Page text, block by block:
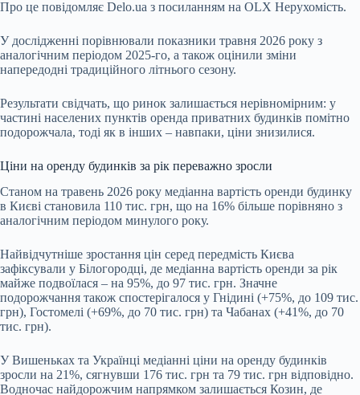
Про це повідомляє Delo.ua з посиланням на OLX Нерухомість.
У дослідженні порівнювали показники травня 2026 року з
аналогічним періодом 2025-го, а також оцінили зміни
напередодні традиційного літнього сезону.
Результати свідчать, що ринок залишається нерівномірним: у
частині населених пунктів оренда приватних будинків помітно
подорожчала, тоді як в інших – навпаки, ціни знизилися.
Ціни на оренду будинків за рік переважно зросли
Станом на травень 2026 року медіанна вартість оренди будинку
в Києві становила 110 тис. грн, що на 16% більше порівняно з
аналогічним періодом минулого року.
Найвідчутніше зростання цін серед передмість Києва
зафіксували у Білогородці, де медіанна вартість оренди за рік
майже подвоїлася – на 95%, до 97 тис. грн. Значне
подорожчання також спостерігалося у Гнідині (+75%, до 109 тис.
грн), Гостомелі (+69%, до 70 тис. грн) та Чабанах (+41%, до 70
тис. грн).
У Вишеньках та Українці медіанні ціни на оренду будинків
зросли на 21%, сягнувши 176 тис. грн та 79 тис. грн відповідно.
Водночас найдорожчим напрямком залишається Козин, де